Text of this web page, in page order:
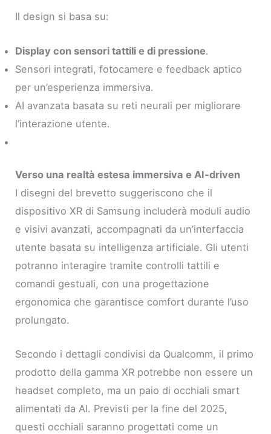
Il design si basa su:
Display con sensori tattili e di pressione.
Sensori integrati, fotocamere e feedback aptico
per un’esperienza immersiva.
AI avanzata basata su reti neurali per migliorare
l’interazione utente.
Verso una realtà estesa immersiva e AI-driven
I disegni del brevetto suggeriscono che il
dispositivo XR di Samsung includerà moduli audio
e visivi avanzati, accompagnati da un’interfaccia
utente basata su intelligenza artificiale. Gli utenti
potranno interagire tramite controlli tattili e
comandi gestuali, con una progettazione
ergonomica che garantisce comfort durante l’uso
prolungato.
Secondo i dettagli condivisi da Qualcomm, il primo
prodotto della gamma XR potrebbe non essere un
headset completo, ma un paio di occhiali smart
alimentati da AI. Previsti per la fine del 2025,
questi occhiali saranno progettati come un